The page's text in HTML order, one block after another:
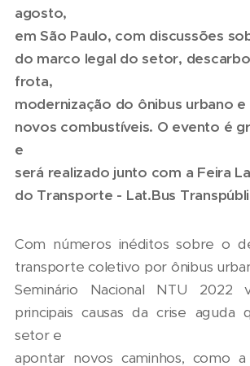
agosto,
em São Paulo, com discussões
do marco legal do setor,
frota,
modernização do ônibus urbano
novos combustíveis. O evento é
e
será realizado junto com a Feira
do Transporte - Lat.Bus
Com números inéditos sobre o
transporte coletivo por ônibus
Seminário Nacional NTU 2022
principais causas da crise aguda
setor e
apontar novos caminhos, como a